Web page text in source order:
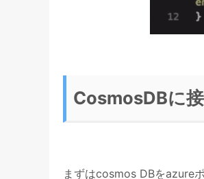
CosmosDBに
まずはcosmos DBをazure